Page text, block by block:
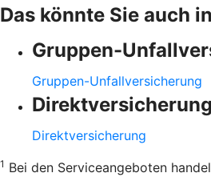
Das könnte Sie auch
Gruppen-
Gruppen-Unfallversicherung
Direktversicherung
Direktversicherung
1 Bei den Serviceangeboten